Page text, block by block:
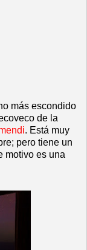
más escondido
de la
. Está muy
pero tiene un
motivo es una